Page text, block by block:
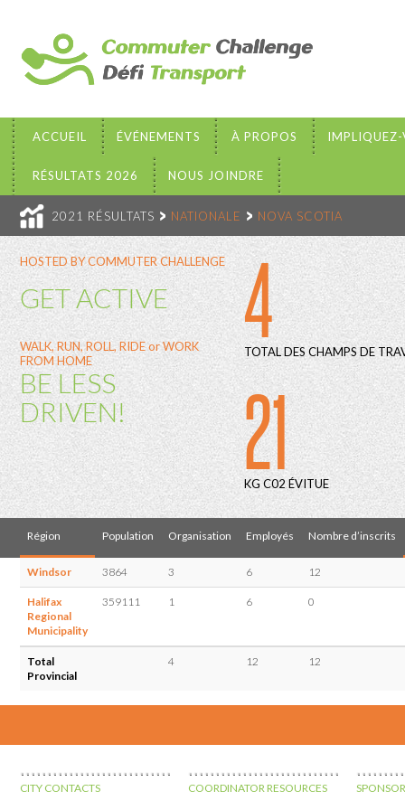
ACCUEIL ÉVÉNEMENTS À PROPOS IMPLIQUEZ-
RÉSULTATS 2026 NOUS JOINDRE
2021 RÉSULTATS NATIONALE NOVA SCOTIA
HOSTED BY COMMUTER CHALLENGE
GET ACTIVE
WALK, RUN, ROLL, RIDE or WORK
FROM HOME
BE LESS
DRIVEN!
4
TOTAL DES CHAMPS DE
21
KG C02 ÉVITUE
Région Population Organisation Employés Nombre d’inscrits
Windsor 3864 3 6 12
Halifax
Regional
Municipality
359111 1 6 0
Total
Provincial
4 12 12
CITY CONTACTS COORDINATOR RESOURCES